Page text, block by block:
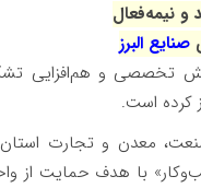
و نیمه‌فعال
صنایع البرز
تخصصی و هم‌افزایی
کرده است.
معدن و تجارت استان
با هدف حمایت از